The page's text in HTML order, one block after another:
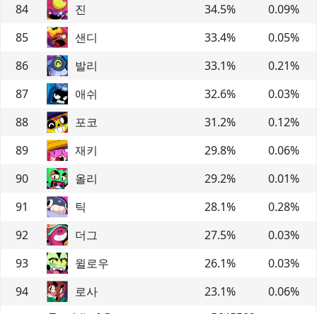
84
진 34.5% 0.09%
85
샌디 33.4% 0.05%
86
발리 33.1% 0.21%
87
애쉬 32.6% 0.03%
88
포코 31.2% 0.12%
89
재키 29.8% 0.06%
90
올리 29.2% 0.01%
91
틱 28.1% 0.28%
92
더그 27.5% 0.03%
93
윌로우 26.1% 0.03%
94
로사 23.1% 0.06%